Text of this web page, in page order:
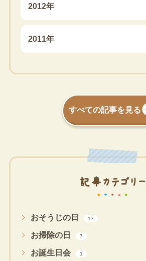
2012年
2011年
すべての記事を見る
記事カテゴリー
おそうじの日 17
お掃除の日 7
お誕生日会 1